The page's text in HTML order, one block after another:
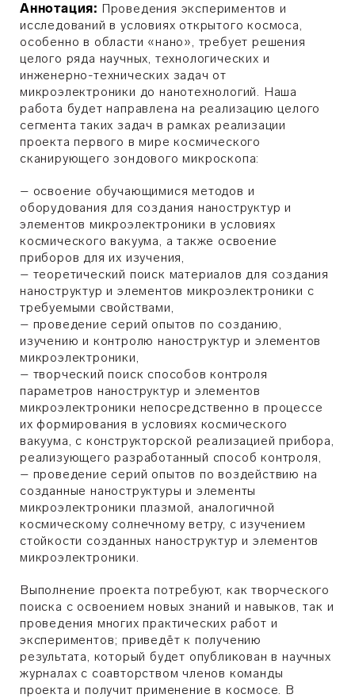
Аннотация: Проведения экспериментов и
исследований в условиях открытого космоса,
особенно в области «нано», требует решения
целого ряда научных, технологических и
инженерно-технических задач от
микроэлектроники до нанотехнологий. Наша
работа будет направлена на реализацию целого
сегмента таких задач в рамках реализации
проекта первого в мире космического
сканирующего зондового микроскопа:
– освоение обучающимися методов и
оборудования для создания наноструктур и
элементов микроэлектроники в условиях
космического вакуума, а также освоение
приборов для их изучения,
– теоретический поиск материалов для создания
наноструктур и элементов микроэлектроники с
требуемыми свойствами,
– проведение серий опытов по созданию,
изучению и контролю наноструктур и элементов
микроэлектроники,
– творческий поиск способов контроля
параметров наноструктур и элементов
микроэлектроники непосредственно в процессе
их формирования в условиях космического
вакуума, с конструкторской реализацией прибора,
реализующего разработанный способ контроля,
– проведение серий опытов по воздействию на
созданные наноструктуры и элементы
микроэлектроники плазмой, аналогичной
космическому солнечному ветру, с изучением
стойкости созданных наноструктур и элементов
микроэлектроники.
Выполнение проекта потребуют, как творческого
поиска с освоением новых знаний и навыков, так и
проведения многих практических работ и
экспериментов; приведёт к получению
результата, который будет опубликован в научных
журналах с соавторством членов команды
проекта и получит применение в космосе. В